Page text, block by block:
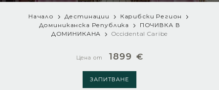
Начало Дестинации
Карибски Регион
Доминиканска Република
ПОЧИВКА В
ДОМИНИКАНА
Occidental Caribe
Цена от 1899 €
ЗАПИТВАНЕ